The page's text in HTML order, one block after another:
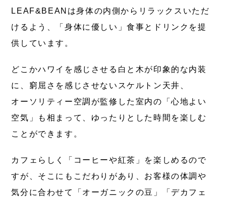
LEAF&BEANは身体の内側からリラックスいただ
けるよう、「身体に優しい」食事とドリンクを提
供しています。
どこかハワイを感じさせる白と木が印象的な内装
に、窮屈さを感じさせないスケルトン天井、
オーソリティー空調が監修した室内の「心地よい
空気」も相まって、ゆったりとした時間を楽しむ
ことができます。
カフェらしく「コーヒーや紅茶」を楽しめるので
すが、そこにもこだわりがあり、お客様の体調や
気分に合わせて「オーガニックの豆」「デカフェ